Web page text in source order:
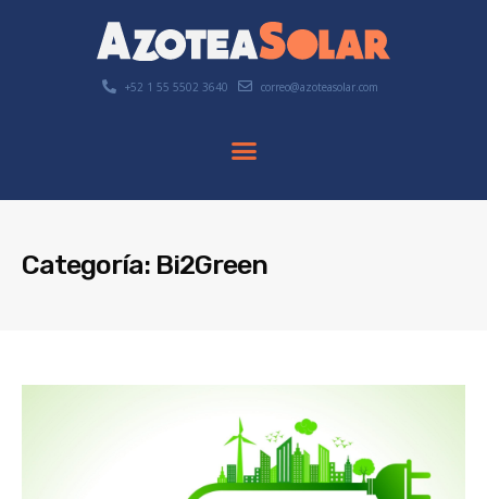
+52 1 55 5502 3640 correo@azoteasolar.com
Categoría: Bi2Green